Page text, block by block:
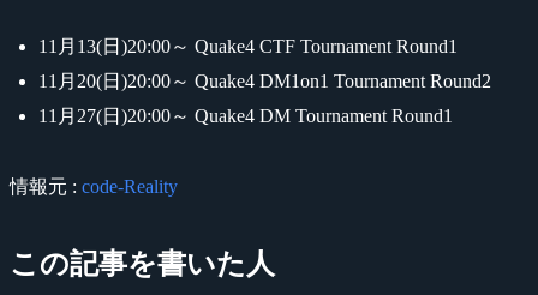
11月13(日)20:00～ Quake4 CTF Tournament Round1
11月20(日)20:00～ Quake4 DM1on1 Tournament Round2
11月27(日)20:00～ Quake4 DM Tournament Round1
情報元 : code-Reality
この記事を書いた人